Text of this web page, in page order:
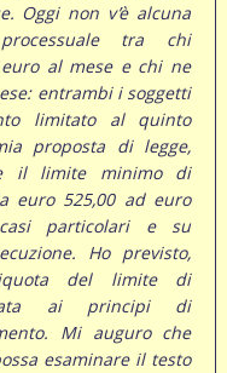
Oggi non v’è alcuna
tra chi
al mese e chi ne
entrambi i soggetti
limitato al quinto
proposta di legge,
il limite minimo di
euro 525,00 ad euro
particolari e su
Ho previsto,
del limite di
ai principi di
Mi auguro che
esaminare il testo